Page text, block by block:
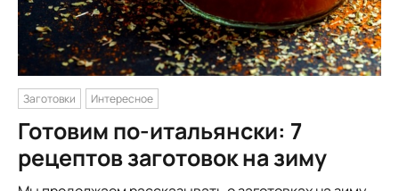
Заготовки Интересное
Готовим по-итальянски: 7
рецептов заготовок на зиму